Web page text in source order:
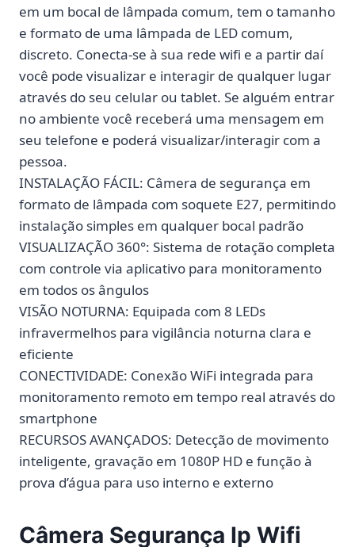
em um bocal de lâmpada comum, tem o tamanho
e formato de uma lâmpada de LED comum,
discreto. Conecta-se à sua rede wifi e a partir daí
você pode visualizar e interagir de qualquer lugar
através do seu celular ou tablet. Se alguém entrar
no ambiente você receberá uma mensagem em
seu telefone e poderá visualizar/interagir com a
pessoa.
INSTALAÇÃO FÁCIL: Câmera de segurança em
formato de lâmpada com soquete E27, permitindo
instalação simples em qualquer bocal padrão
VISUALIZAÇÃO 360°: Sistema de rotação completa
com controle via aplicativo para monitoramento
em todos os ângulos
VISÃO NOTURNA: Equipada com 8 LEDs
infravermelhos para vigilância noturna clara e
eficiente
CONECTIVIDADE: Conexão WiFi integrada para
monitoramento remoto em tempo real através do
smartphone
RECURSOS AVANÇADOS: Detecção de movimento
inteligente, gravação em 1080P HD e função à
prova d’água para uso interno e externo
Câmera Segurança Ip Wifi